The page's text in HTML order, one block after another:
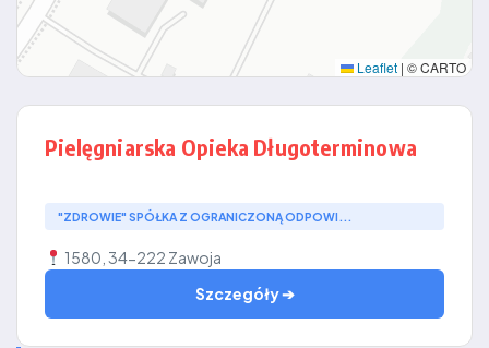
Leaflet | © CARTO
Pielęgniarska Opieka Długoterminowa
"ZDROWIE" SPÓŁKA Z OGRANICZONĄ ODPOWI...
1580, 34-222 Zawoja
Szczegóły ➔